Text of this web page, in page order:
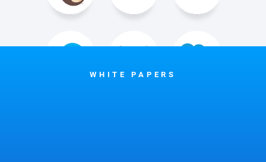
WHITE PAPERS